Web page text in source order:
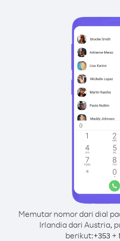
Memutar nomor dari dial
Irlandia dari Austria,
berikut:+353 +